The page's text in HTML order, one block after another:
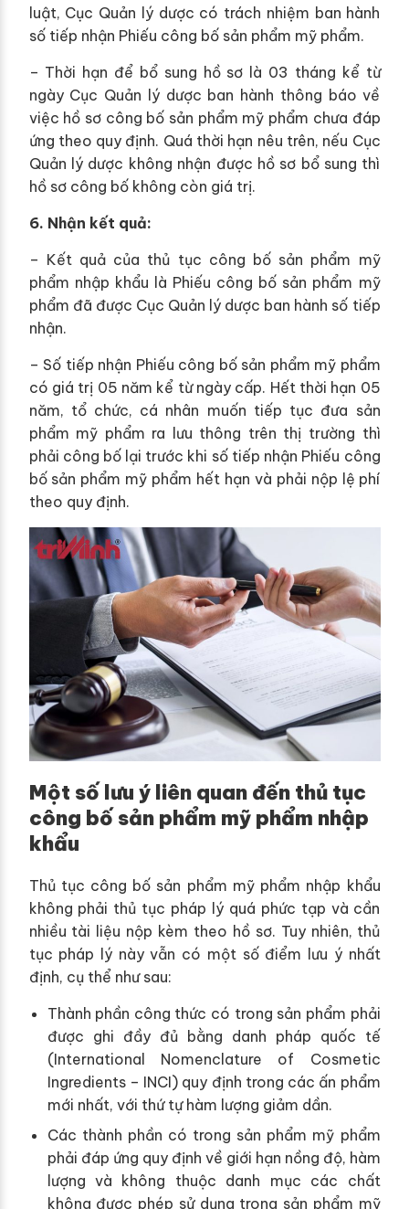
luật, Cục Quản lý dược có trách nhiệm ban hành
số tiếp nhận Phiếu công bố sản phẩm mỹ phẩm.
– Thời hạn để bổ sung hồ sơ là 03 tháng kể từ
ngày Cục Quản lý dược ban hành thông báo về
việc hồ sơ công bố sản phẩm mỹ phẩm chưa đáp
ứng theo quy định. Quá thời hạn nêu trên, nếu Cục
Quản lý dược không nhận được hồ sơ bổ sung thì
hồ sơ công bố không còn giá trị.
6. Nhận kết quả:
– Kết quả của thủ tục công bố sản phẩm mỹ
phẩm nhập khẩu là Phiếu công bố sản phẩm mỹ
phẩm đã được Cục Quản lý dược ban hành số tiếp
nhận.
– Số tiếp nhận Phiếu công bố sản phẩm mỹ phẩm
có giá trị 05 năm kể từ ngày cấp. Hết thời hạn 05
năm, tổ chức, cá nhân muốn tiếp tục đưa sản
phẩm mỹ phẩm ra lưu thông trên thị trường thì
phải công bố lại trước khi số tiếp nhận Phiếu công
bố sản phẩm mỹ phẩm hết hạn và phải nộp lệ phí
theo quy định.
Một số lưu ý liên quan đến thủ tục
công bố sản phẩm mỹ phẩm nhập
khẩu
Thủ tục công bố sản phẩm mỹ phẩm nhập khẩu
không phải thủ tục pháp lý quá phức tạp và cần
nhiều tài liệu nộp kèm theo hồ sơ. Tuy nhiên, thủ
tục pháp lý này vẫn có một số điểm lưu ý nhất
định, cụ thể như sau:
Thành phần công thức có trong sản phẩm phải
được ghi đầy đủ bằng danh pháp quốc tế
(International Nomenclature of Cosmetic
Ingredients – INCI) quy định trong các ấn phẩm
mới nhất, với thứ tự hàm lượng giảm dần.
Các thành phần có trong sản phẩm mỹ phẩm
phải đáp ứng quy định về giới hạn nồng độ, hàm
lượng và không thuộc danh mục các chất
không được phép sử dụng trong sản phẩm mỹ